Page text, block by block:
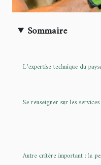
Sommaire
L'expertise technique du
Se renseigner sur les
Autre critère important : la